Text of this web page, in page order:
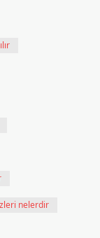
nelerdir